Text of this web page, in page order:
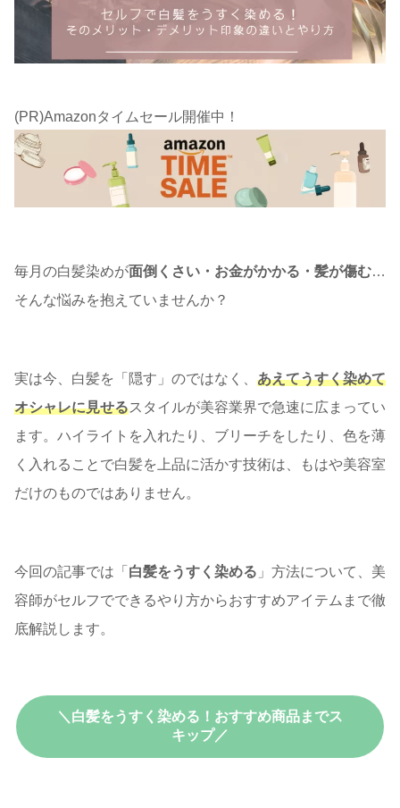
(PR)Amazonタイムセール開催中！
毎月の白髪染めが面倒くさい・お金がかかる・髪が傷む…
そんな悩みを抱えていませんか？
実は今、白髪を「隠す」のではなく、 あえてうすく染めて
オシャレに見せるスタイルが美容業界で急速に広まってい
ます。ハイライトを入れたり、ブリーチをしたり、色を薄
く入れることで白髪を上品に活かす技術は、もはや美容室
だけのものではありません。
今回の記事では「 白髪をうすく染める 」方法について、美
容師がセルフでできるやり方からおすすめアイテムまで徹
底解説します。
＼白髪をうすく染める！おすすめ商品までス
キップ／